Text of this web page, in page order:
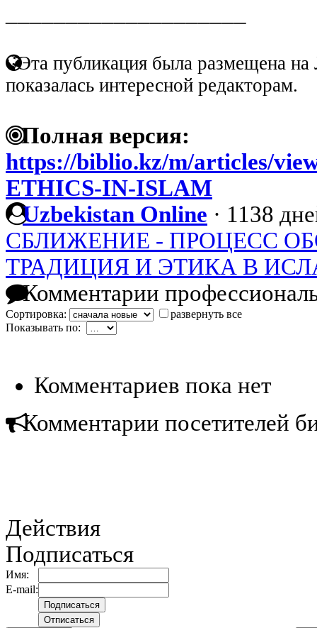
Эта публикация была размещена на
показалась интересной редакторам.
Полная версия:
https://biblio.kz/m/articles/
ETHICS-IN-ISLAM
Uzbekistan Online · 1138
СБЛИЖЕНИЕ - ПРОЦЕСС
ТРАДИЦИЯ И ЭТИКА В
Комментарии
Сортировка:
развернуть все
Показывать по:
Комментариев пока нет
Комментарии посетителей
Действия
Подписаться
Имя:
E-mail: